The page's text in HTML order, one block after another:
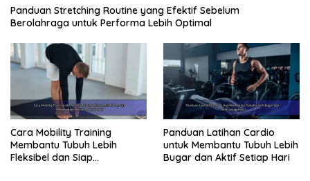
Panduan Stretching Routine yang Efektif Sebelum
Berolahraga untuk Performa Lebih Optimal
Cara Mobility Training
Membantu Tubuh Lebih
Fleksibel dan Siap
Panduan Latihan Cardio
untuk Membantu Tubuh Lebih
Bugar dan Aktif Setiap Hari